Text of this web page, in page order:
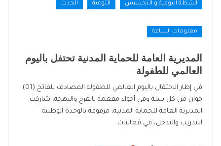
أنشطة التوعية و التحسيس التوعية الحدث
معلومات الساعة
المديرية العامة للحماية المدنية تحتفل باليوم
العالمي للطفولة
في إطار الاحتفال باليوم العالمي للطفولة المصادف للفاتح (01)
جوان من كل سنة وفي أجواء مفعمة بالفرح والبهجة، شاركت
المديرية العامة للحماية المدنية، مرفوقة بالوحدة الوطنية
للتدريب والتدخل، في فعاليات